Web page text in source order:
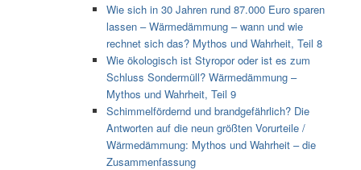
Wie sich in 30 Jahren rund 87.000 Euro sparen
lassen – Wärmedämmung – wann und wie
rechnet sich das? Mythos und Wahrheit, Teil 8
Wie ökologisch ist Styropor oder ist es zum
Schluss Sondermüll? Wärmedämmung –
Mythos und Wahrheit, Teil 9
Schimmelfördernd und brandgefährlich? Die
Antworten auf die neun größten Vorurteile /
Wärmedämmung: Mythos und Wahrheit – die
Zusammenfassung